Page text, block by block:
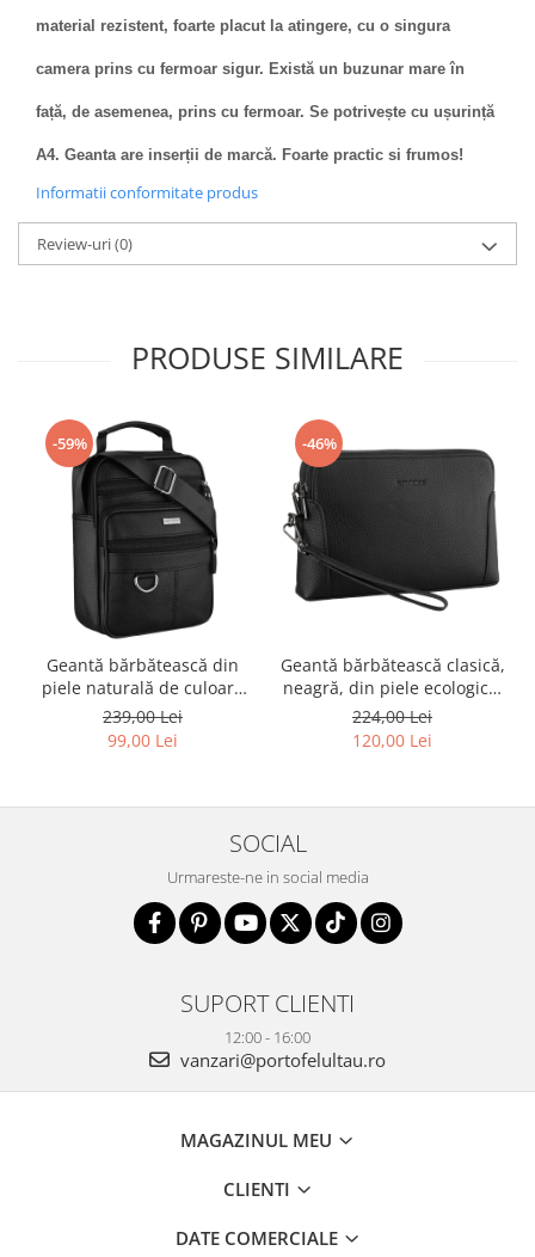
material rezistent, foarte placut la atingere, cu o singura
camera prins cu fermoar sigur. Există un buzunar mare în
față, de asemenea, prins cu fermoar. Se potrivește cu ușurință
A4. Geanta are inserții de marcă. Foarte practic si frumos!
Informatii conformitate produs
Review-uri(0)
PRODUSE SIMILARE
-59%
Geantă bărbătească din
piele naturală de culoare
neagră - Rovicky PTR-R-ST7-
01-7571-BLACK
239,00 Lei
99,00 Lei
-46%
Geantă bărbătească clasică,
neagră, din piele ecologică,
cu fermoar - Rovicky PTR-R-
SDR-01-1631 BLACK
224,00 Lei
120,00 Lei
SOCIAL
Urmareste-ne in social media
SUPORT CLIENTI
12:00 - 16:00
vanzari@portofelultau.ro
MAGAZINUL MEU
CLIENTI
DATE COMERCIALE